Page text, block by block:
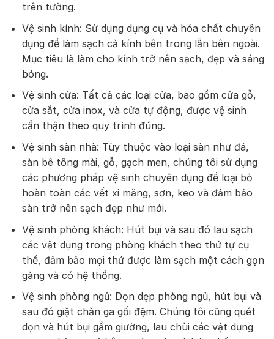
trên tường.
Vệ sinh kính: Sử dụng dụng cụ và hóa chất chuyên
dụng để làm sạch cả kính bên trong lẫn bên ngoài.
Mục tiêu là làm cho kính trở nên sạch, đẹp và sáng
bóng.
Vệ sinh cửa: Tất cả các loại cửa, bao gồm cửa gỗ,
cửa sắt, cửa inox, và cửa tự động, được vệ sinh
cẩn thận theo quy trình đúng.
Vệ sinh sàn nhà: Tùy thuộc vào loại sàn như đá,
sàn bê tông mài, gỗ, gạch men, chúng tôi sử dụng
các phương pháp vệ sinh chuyên dụng để loại bỏ
hoàn toàn các vết xi măng, sơn, keo và đảm bảo
sàn trở nên sạch đẹp như mới.
Vệ sinh phòng khách: Hút bụi và sau đó lau sạch
các vật dụng trong phòng khách theo thứ tự cụ
thể, đảm bảo mọi thứ được làm sạch một cách gọn
gàng và có hệ thống.
Vệ sinh phòng ngủ: Dọn dẹp phòng ngủ, hút bụi và
sau đó giặt chăn ga gối đệm. Chúng tôi cũng quét
dọn và hút bụi gầm giường, lau chùi các vật dụng